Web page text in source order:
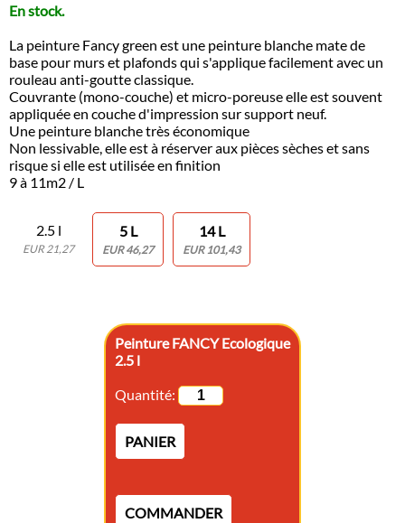
En stock.
La peinture Fancy green est une peinture blanche mate de
base pour murs et plafonds qui s'applique facilement avec un
rouleau anti-goutte classique.
Couvrante (mono-couche) et micro-poreuse elle est souvent
appliquée en couche d'impression sur support neuf.
Une peinture blanche très économique
Non lessivable, elle est à réserver aux pièces sèches et sans
risque si elle est utilisée en finition
9 à 11m2 / L
2.5 l
EUR 21,27
5 L
EUR 46,27
14 L
EUR 101,43
Peinture FANCY Ecologique
2.5 l
Quantité:
PANIER
COMMANDER